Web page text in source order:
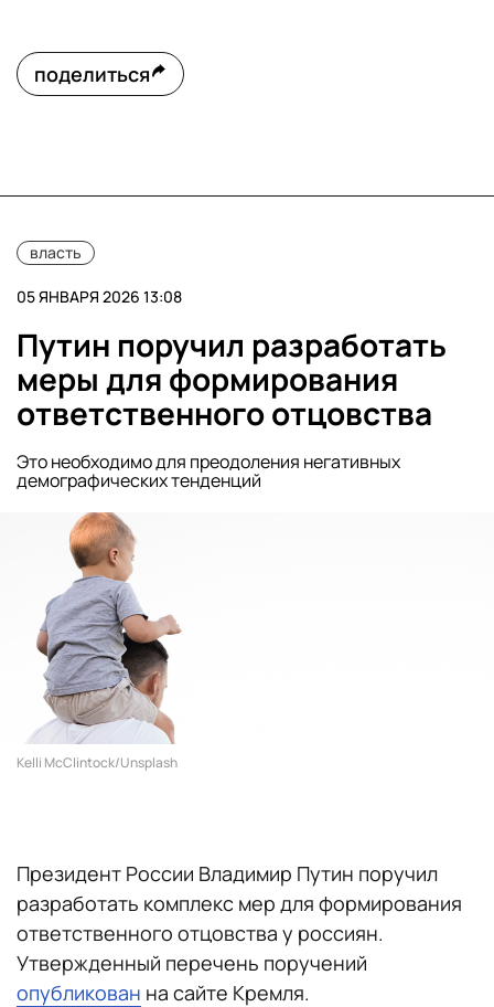
поделиться
власть
05 ЯНВАРЯ 2026 13:08
Путин поручил разработать
меры для формирования
ответственного отцовства
Это необходимо для преодоления негативных
демографических тенденций
Kelli McClintock/Unsplash
Президент России Владимир Путин поручил
разработать комплекс мер для формирования
ответственного отцовства у россиян.
Утвержденный перечень поручений
опубликован на сайте Кремля.